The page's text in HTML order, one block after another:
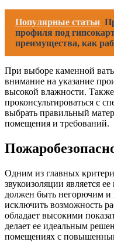
Популярные статьи
профиля под
преимущества, как
При выборе каменной
внимание на указание
высокой влажности.
проконсультироваться с
выбрать правильный
помещения и требований.
Одним из главных
звукоизоляции является
должен быть негорючим и
исключить возможность
обладает высокими
делает ее идеальным
помещениях с